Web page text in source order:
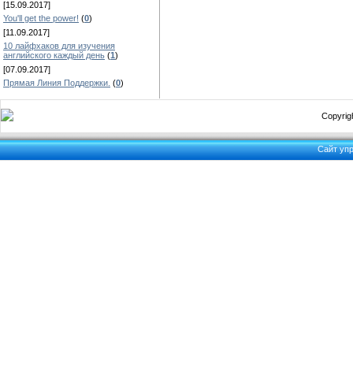
[15.09.2017]
You'll get the power! (0)
[11.09.2017]
10 лайфхаков для изучения
английского каждый день (1)
[07.09.2017]
Прямая Линия Поддержки. (0)
Сайт